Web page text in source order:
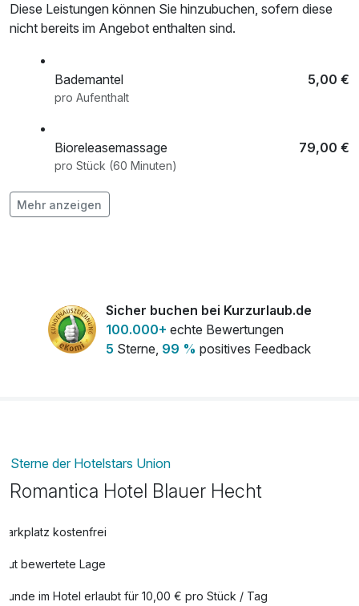
Diese Leistungen können Sie hinzubuchen, sofern diese
nicht bereits im Angebot enthalten sind.
Bademantel 5,00 €
pro Aufenthalt
Bioreleasemassage 79,00 €
pro Stück (60 Minuten)
Bioreleasemassage
E-Bike Verleih
pro Tag (1 Tag/e)
Flasche Weisswein
pro Stück
Obstkorb
Saunatücher
Mehr anzeigen
Sicher buchen bei Kurzurlaub.de
100.000+ echte Bewertungen
5 Sterne, 99 % positives Feedback
Sterne der Hotelstars Union
Romantica Hotel Blauer Hecht
Parkplatz kostenfrei
Gut bewertete Lage
Hunde im Hotel erlaubt für 10,00 € pro Stück / Tag